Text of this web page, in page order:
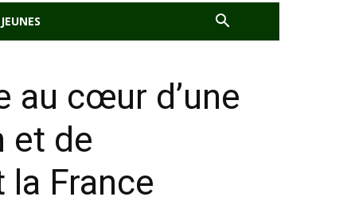
au cœur d’une
et de
France